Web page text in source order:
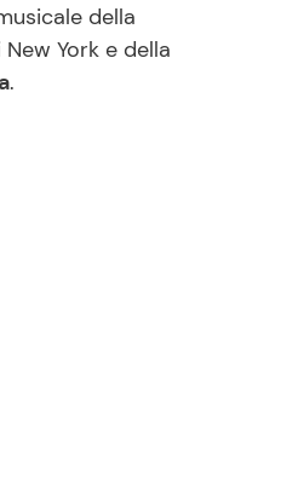
Ricette Feste
della
New York e della
.